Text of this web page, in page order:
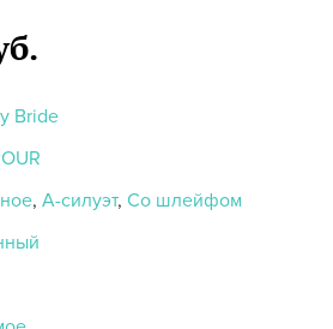
Bride
, А-силуэт, Со шлейфом